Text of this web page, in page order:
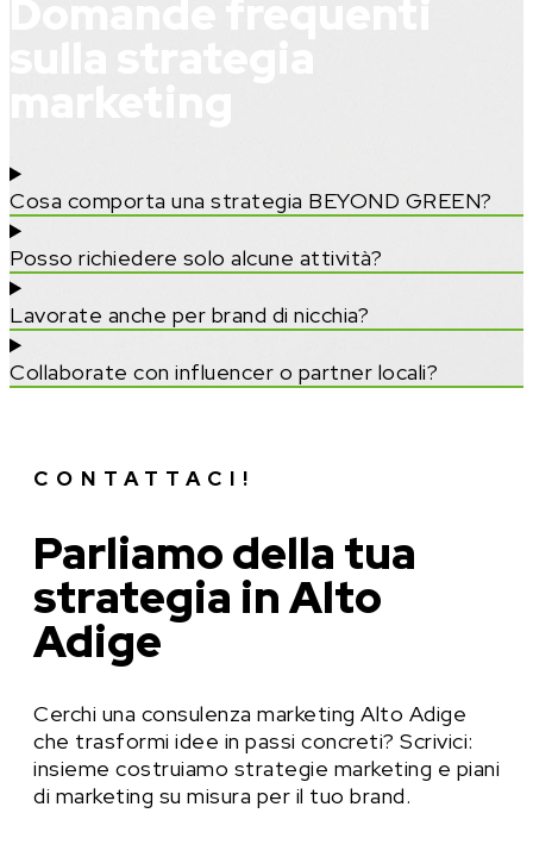
Cosa comporta una strategia BEYOND GREEN?
Posso richiedere solo alcune attività?
Lavorate anche per brand di nicchia?
Collaborate con influencer o partner locali?
CONTATTACI!
Parliamo della tua
strategia in Alto
Adige
Cerchi una consulenza marketing Alto Adige
che trasformi idee in passi concreti? Scrivici:
insieme costruiamo strategie marketing e piani
di marketing su misura per il tuo brand.